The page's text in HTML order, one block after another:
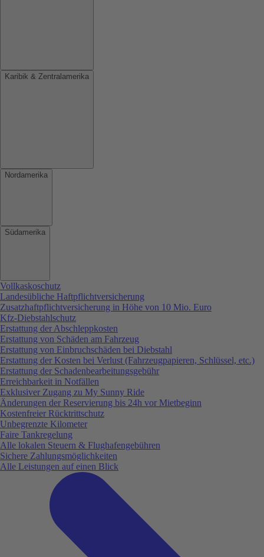
Karibik & Zentralamerika
Nordamerika
Südamerika
Vollkaskoschutz
Landesübliche Haftpflichtversicherung
Zusatzhaftpflichtversicherung in Höhe von 10 Mio. Euro
Kfz-Diebstahlschutz
Erstattung der Abschleppkosten
Erstattung von Schäden am Fahrzeug
Erstattung von Einbruchschäden bei Diebstahl
Erstattung der Kosten bei Verlust (Fahrzeugpapieren, Schlüssel, etc.)
Erstattung der Schadenbearbeitungsgebühr
Erreichbarkeit in Notfällen
Exklusiver Zugang zu My Sunny Ride
Änderungen der Reservierung bis 24h vor Mietbeginn
Kostenfreier Rücktrittschutz
Unbegrenzte Kilometer
Faire Tankregelung
Alle lokalen Steuern & Flughafengebühren
Sichere Zahlungsmöglichkeiten
Alle Leistungen auf einen Blick